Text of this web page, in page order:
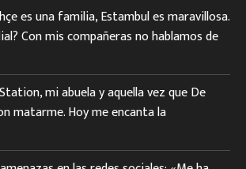
es una familia, Estambul es maravillosa.
Con mis compañeras no hablamos de
mi abuela y aquella vez que De
matarme. Hoy me encanta la